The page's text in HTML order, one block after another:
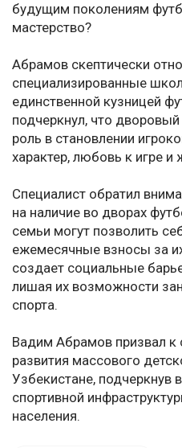
будущим поколениям
мастерство?
Абрамов скептически
специализированные
единственной кузницей
подчеркнул, что
роль в становлении
характер, любовь к игре
Специалист обратил
на наличие во дворах
семьи могут позволить
ежемесячные взносы за
создает социальные
лишая их возможности
спорта.
Вадим Абрамов призвал к
развития массового
Узбекистане, подчеркнув
спортивной
населения.